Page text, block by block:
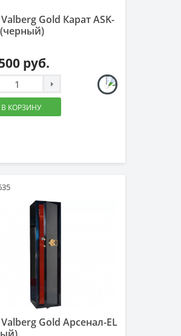
Gold Карат ASK-
(черный)
руб.
В КОРЗИНУ
Gold Арсенал-EL